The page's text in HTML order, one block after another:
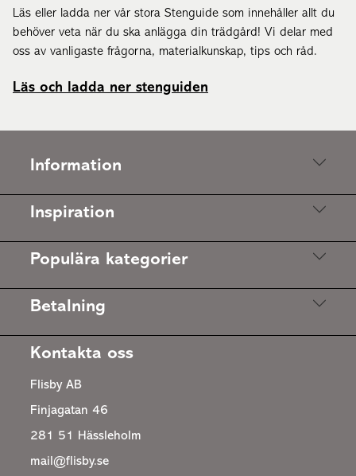
Läs eller ladda ner vår stora Stenguide som innehåller allt du
behöver veta när du ska anlägga din trädgård! Vi delar med
oss av vanligaste frågorna, materialkunskap, tips och råd.
Läs och ladda ner stenguiden
Information
Inspiration
Populära kategorier
Betalning
Kontakta oss
Flisby AB
Finjagatan 46
281 51 Hässleholm
mail@flisby.se